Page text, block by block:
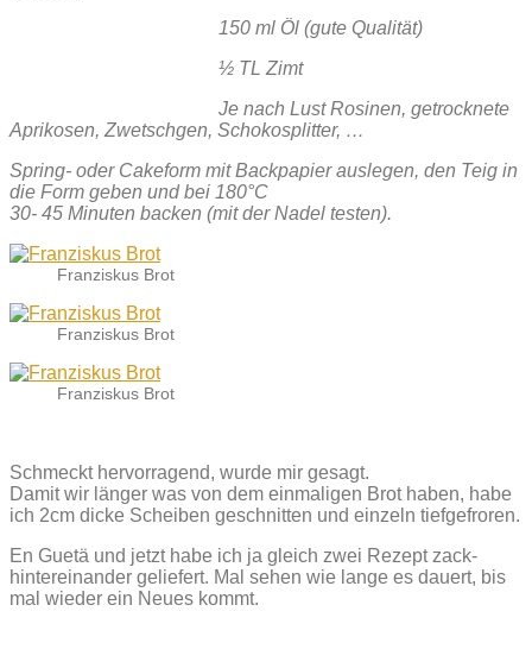
150 ml Öl (gute Qualität)
½ TL Zimt
Je nach Lust Rosinen, getrocknete
Aprikosen, Zwetschgen, Schokosplitter, …
Spring- oder Cakeform mit Backpapier auslegen, den Teig in
die Form geben und bei 180°C
30- 45 Minuten backen (mit der Nadel testen).
Franziskus Brot
Franziskus Brot
Franziskus Brot
Schmeckt hervorragend, wurde mir gesagt.
Damit wir länger was von dem einmaligen Brot haben, habe
ich 2cm dicke Scheiben geschnitten und einzeln tiefgefroren.
En Guetä und jetzt habe ich ja gleich zwei Rezept zack-
hintereinander geliefert. Mal sehen wie lange es dauert, bis
mal wieder ein Neues kommt.